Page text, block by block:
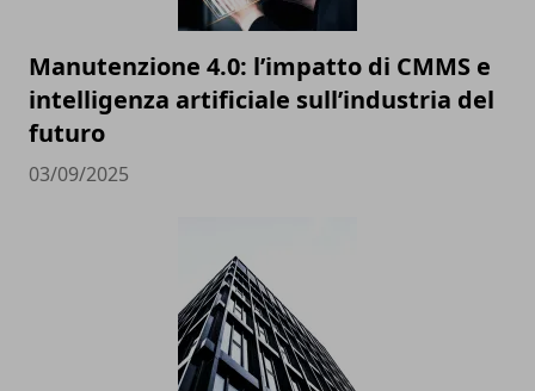
Manutenzione 4.0: l’impatto di CMMS e
intelligenza artificiale sull’industria del
futuro
03/09/2025